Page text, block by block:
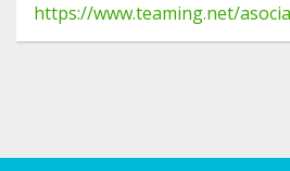
https://www.teaming.net/